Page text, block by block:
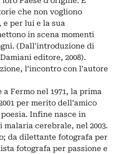
che non vogliono
per lui e la sua
in scena momenti
(Dall'introduzione di
editore, 2008).
l’incontro con l’autore
Fermo nel 1971, la prima
per merito dell’amico
Infine nasce in
cerebrale, nel 2003.
da dilettante fotografa per
fotografa per passione e